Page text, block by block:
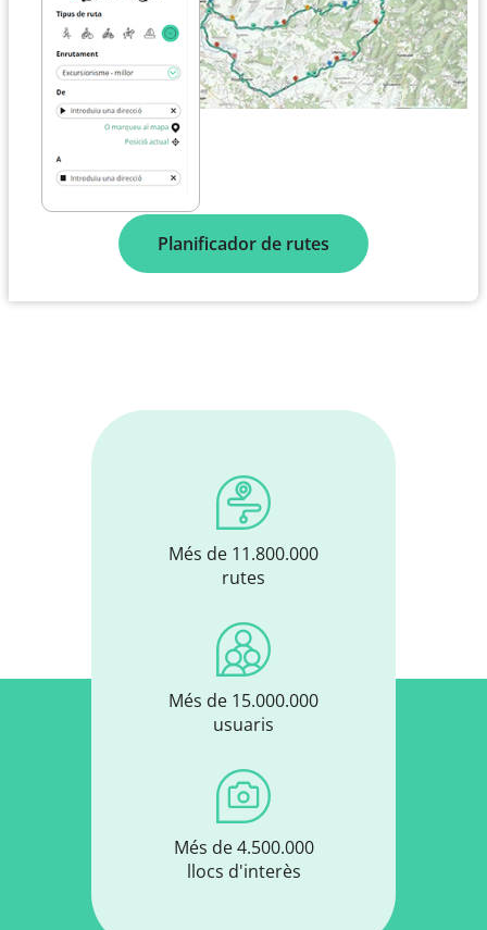
Planificador de rutes
Més de 11.800.000
rutes
Més de 15.000.000
usuaris
Més de 4.500.000
llocs d'interès